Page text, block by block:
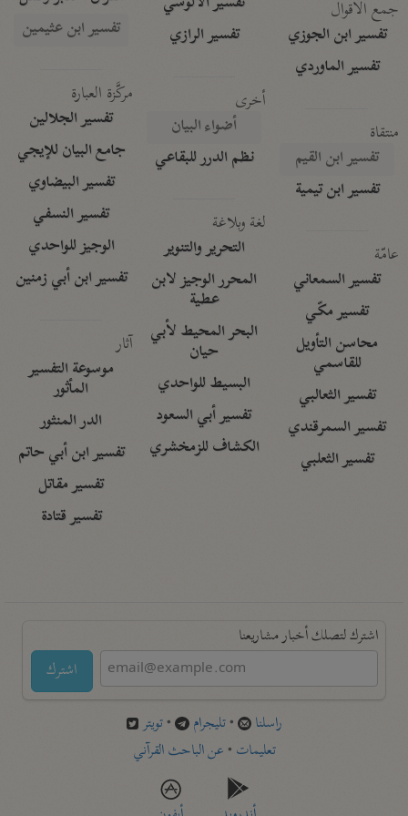
جمع الأقوال
تفسير ابن الجوزي
تفسير الماوردي
منتقاة
تفسير ابن القيم
تفسير ابن تيمية
عامّة
تفسير السمعاني
تفسير مكّي
محاسن التأويل
للقاسمي
تفسير الثعالبي
تفسير السمرقندي
تفسير الثعلبي
تفسير الرازي
أخرى
أضواء البيان
نظم الدرر للبقاعي
لغة وبلاغة
التحرير والتنوير
المحرر الوجيز لابن
عطية
البحر المحيط لأبي
حيان
البسيط للواحدي
تفسير أبي السعود
الكشاف للزمخشري
تفسير ابن عثيمين
مركَّزة العبارة
تفسير الجلالين
جامع البيان للإيجي
تفسير البيضاوي
تفسير النسفي
الوجيز للواحدي
تفسير ابن أبي زمنين
آثار
موسوعة التفسير
المأثور
الدر المنثور
تفسير ابن أبي حاتم
تفسير مقاتل
تفسير قتادة
اشترك لتصلك أخبار مشاريعنا
اشترك
راسلنا •تليجرام •تويتر
تعليمات •عن الباحث القرآني